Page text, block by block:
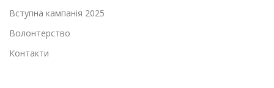
Вступна кампанія 2025
Волонтерство
Контакти